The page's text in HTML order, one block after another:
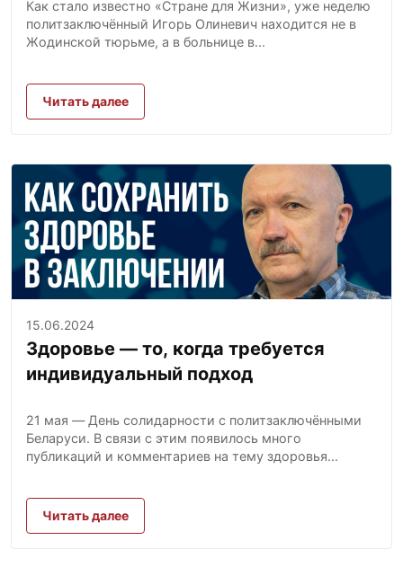
Как стало известно «Стране для Жизни», уже неделю
политзаключённый Игорь Олиневич находится не в
Жодинской тюрьме, а в больнице в...
Читать далее
15.06.2024
Здоровье — то, когда требуется
индивидуальный подход
21 мая — День солидарности с политзаключёнными
Беларуси. В связи с этим появилось много
публикаций и комментариев на тему здоровья...
Читать далее